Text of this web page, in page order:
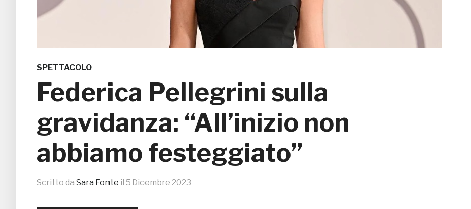
SPETTACOLO
Federica Pellegrini sulla
gravidanza: “All’inizio non
abbiamo festeggiato”
Scritto da Sara Fonte il 5 Dicembre 2023